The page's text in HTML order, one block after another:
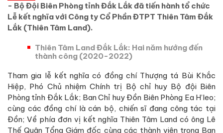
- Bộ Đội Biên Phòng tỉnh Đắk Lắk đã tiến hành tổ chức
Lễ kết nghĩa với Công ty Cổ Phần ĐTPT Thiên Tâm Đắk
Lắk (Thiên Tâm Land).
Thiên Tâm Land Đắk Lắk: Hai năm hướng đến
thành công (2020-2022)
Tham gia lễ kết nghĩa có đồng chí Thượng tá Bùi Khắc
Hiệp, Phó Chủ nhiệm Chính trị Bộ chỉ huy Bộ đội Biên
Phòng tỉnh Đắk Lắk; Ban Chỉ huy Đồn Biên Phòng Ea H’leo;
cùng các đồng chí là cán bộ, chiến sĩ đang công tác tại
Đồn; Về phía đơn vị kết nghĩa Thiên Tâm Land có ông Lê
Thế Quân Tổng Giám đốc cùng các thành viên trong Ban